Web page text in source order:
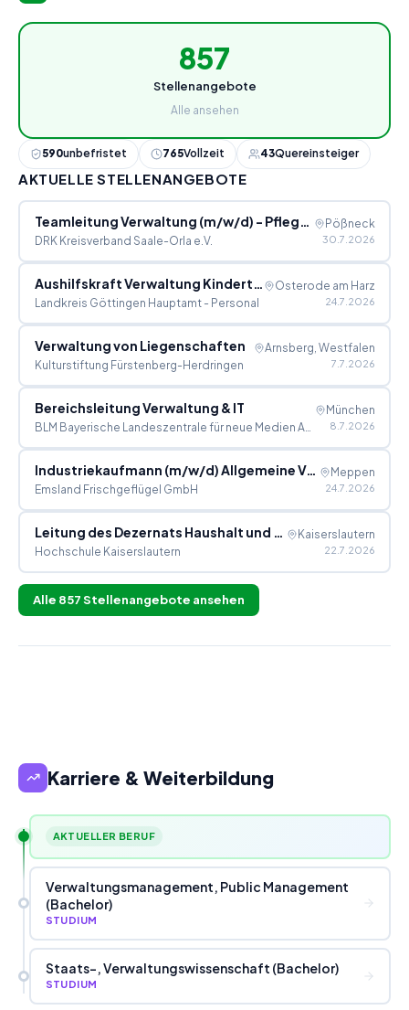
857
Stellenangebote
Alle ansehen
590unbefristet 765Vollzeit 43Quereinsteiger
AKTUELLE STELLENANGEBOTE
Teamleitung Verwaltung (m/w/d) - Pflegeheim Pößneck
DRK Kreisverband Saale-Orla e.V.
Pößneck
30.7.2026
Aushilfskraft Verwaltung Kindertagespflege (m/w/d)
Landkreis Göttingen Hauptamt - Personal
Osterode am Harz
24.7.2026
Verwaltung von Liegenschaften
Kulturstiftung Fürstenberg-Herdringen
Arnsberg, Westfalen
7.7.2026
Bereichsleitung Verwaltung & IT
BLM Bayerische Landeszentrale für neue Medien Anstalt des öffentl.Rechts
München
8.7.2026
Industriekaufmann (m/w/d) Allgemeine Verwaltung
Emsland Frischgeflügel GmbH
Meppen
24.7.2026
Leitung des Dezernats Haushalt und Allgemeine Verwaltung
Hochschule Kaiserslautern
Kaiserslautern
22.7.2026
Alle 857Stellenangebote ansehen
Karriere & Weiterbildung
AKTUELLER BERUF
Verwaltungsmanagement, Public Management
(Bachelor)
STUDIUM
Staats-, Verwaltungswissenschaft (Bachelor)
STUDIUM